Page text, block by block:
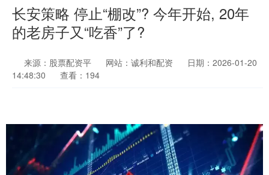
长安策略 停止“棚改”? 今年开始, 20年
的老房子又“吃香”了?
来源：股票配资平 网站：诚利和配资
日期：2026-01-20
14:48:30
查看：194